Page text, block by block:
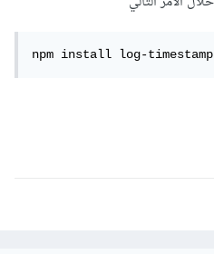
npm install log-timestamp